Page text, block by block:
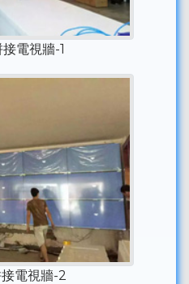
電視牆-1
電視牆-2